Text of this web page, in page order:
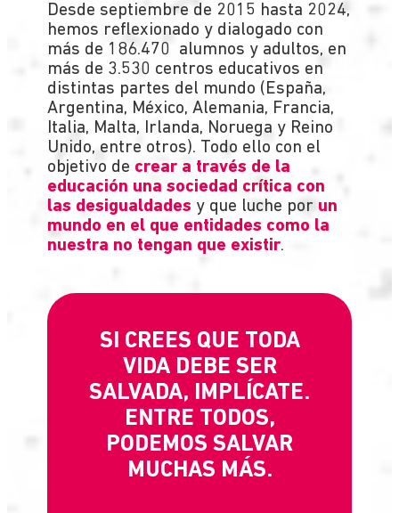
Desde septiembre de 2015 hasta 2024,
hemos reflexionado y dialogado con
más de 186.470 alumnos y adultos, en
más de 3.530 centros educativos en
distintas partes del mundo (España,
Argentina, México, Alemania, Francia,
Italia, Malta, Irlanda, Noruega y Reino
Unido, entre otros). Todo ello con el
objetivo de crear a través de la
educación una sociedad crítica con
las desigualdades y que luche por un
mundo en el que entidades como la
nuestra no tengan que existir.
SI CREES QUE TODA
VIDA DEBE SER
SALVADA, IMPLÍCATE.
ENTRE TODOS,
PODEMOS SALVAR
MUCHAS MÁS.